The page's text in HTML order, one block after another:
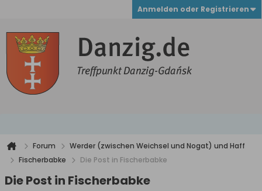
Anmelden oder Registrieren
Forum
Werder (zwischen Weichsel und Nogat) und Haff
Fischerbabke
Die Post in Fischerbabke
Die Post in Fischerbabke